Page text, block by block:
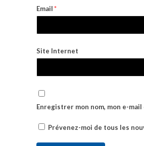
Email*
Site Internet
Enregistrer mon nom, mon e-
Prévenez-moi de tous les